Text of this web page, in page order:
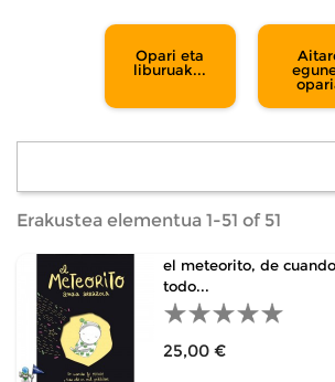
Opari eta
liburuak...
Erakustea elementua 1-51 of 51
el meteorito, de
todo...
25,00 €